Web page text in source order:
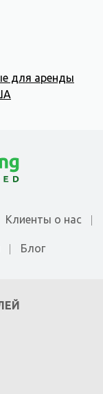
для аренды
Клиенты о нас
Блог